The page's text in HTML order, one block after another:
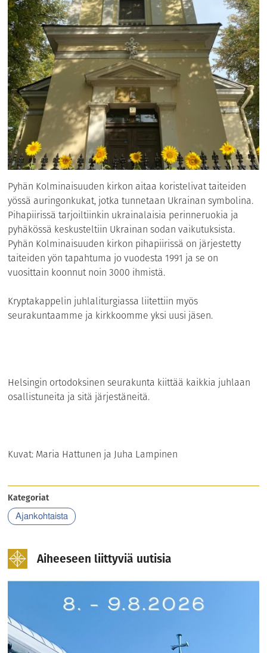
Pyhän Kolminaisuuden kirkon aitaa koristelivat taiteiden
yössä auringonkukat, jotka tunnetaan Ukrainan symbolina.
Pihapiirissä tarjoiltiinkin ukrainalaisia perinneruokia ja
pyhäkössä keskusteltiin Ukrainan sodan vaikutuksista.
Pyhän Kolminaisuuden kirkon pihapiirissä on järjestetty
taiteiden yön tapahtuma jo vuodesta 1991 ja se on
vuosittain koonnut noin 3000 ihmistä.
Kryptakappelin juhlaliturgiassa liitettiin myös
seurakuntaamme ja kirkkoomme yksi uusi jäsen.
Helsingin ortodoksinen seurakunta kiittää kaikkia juhlaan
osallistuneita ja sitä järjestäneitä.
Kuvat: Maria Hattunen ja Juha Lampinen
Kategoriat
Ajankohtaista
Aiheeseen liittyviä uutisia